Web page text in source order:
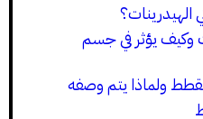
الهيدرينات؟
وكيف يؤثر في جسم
ولماذا يتم وصفه